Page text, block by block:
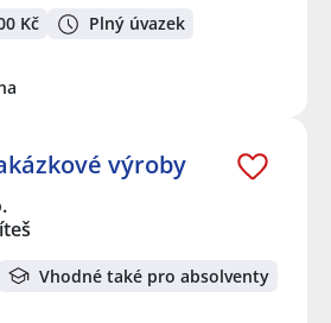
Kč Plný úvazek
výroby
Vhodné také pro absolventy